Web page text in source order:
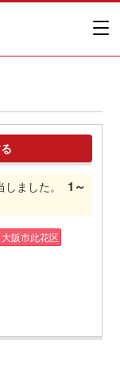
ました。
1～
大阪市此花区